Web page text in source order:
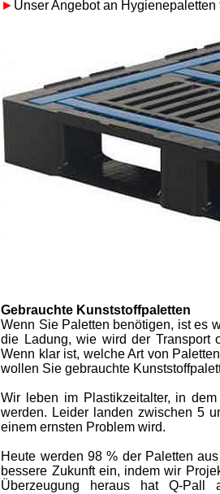
► Unser Angebot an
Gebrauchte Kunststoffpaletten
Wenn Sie Paletten benötigen, ist es
die Ladung, wie wird der Transport
Wenn klar ist, welche Art von
wollen Sie gebrauchte
Wir leben im Plastikzeitalter, in
werden. Leider landen zwischen 5
einem ernsten Problem wird.
Heute werden 98 % der Paletten
bessere Zukunft ein, indem wir
Überzeugung heraus hat Q-Pall